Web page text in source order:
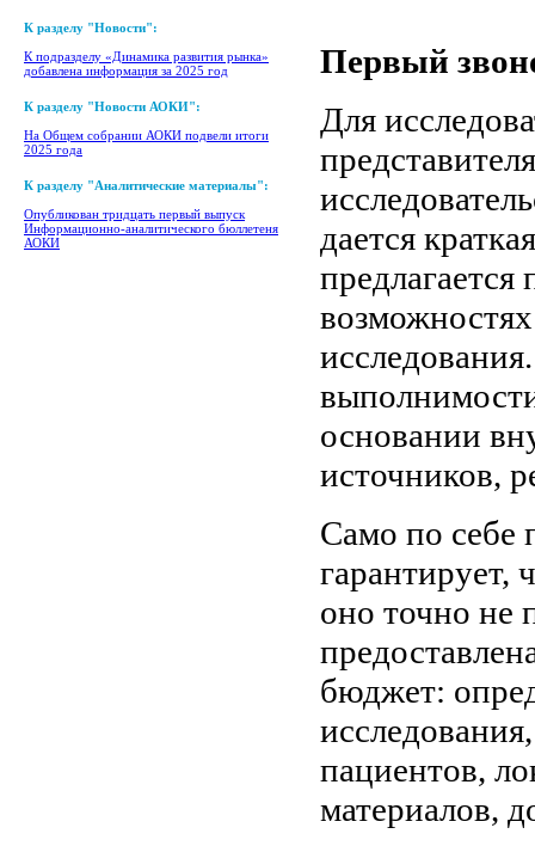
К разделу "Новости":
К подразделу «Динамика развития рынка»
добавлена информация за 2025 год
К разделу "Новости АОКИ":
На Общем собрании АОКИ подвели итоги
2025 года
К разделу "Аналитические материалы":
Опубликован тридцать первый выпуск
Информационно-аналитического бюллетеня
АОКИ
Первый
Для
дается
основании
источников,
Само по себе
гарантирует,
оно точно не
бюджет:
пациентов,
материалов,